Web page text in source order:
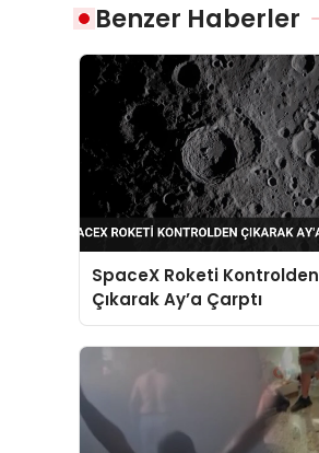
Benzer Haberler
SpaceX Roketi Kontrolden
Çıkarak Ay’a Çarptı